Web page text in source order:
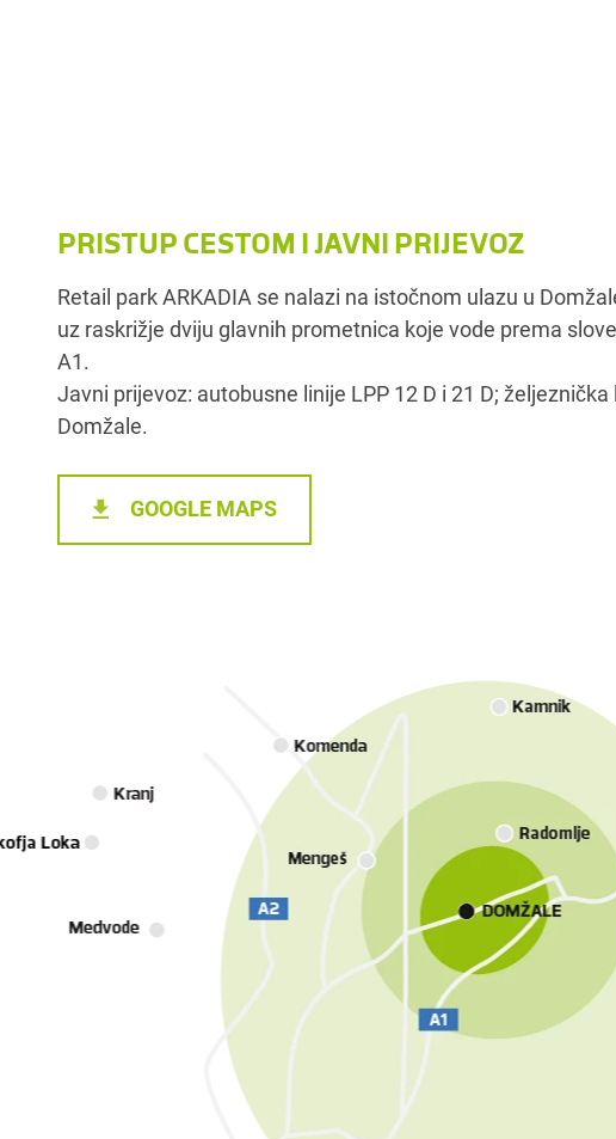
PRISTUP CESTOM I JAVNI PRIJEVOZ
Retail park ARKADIA se nalazi na istočnom ulazu u
uz raskrižje dviju glavnih prometnica koje vode prema
A1.
Javni prijevoz: autobusne linije LPP 12 D i 21 D;
Domžale.
GOOGLE MAPS